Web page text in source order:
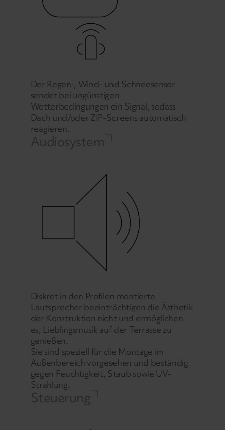
Der Regen-, Wind- und Schneesensor
sendet bei ungünstigen
Wetterbedingungen ein Signal, sodass
Dach und/oder ZIP-Screens automatisch
reagieren.
Audiosystem
Diskret in den Profilen montierte
Lautsprecher beeinträchtigen die Ästhetik
der Konstruktion nicht und ermöglichen
es, Lieblingsmusik auf der Terrasse zu
genießen.
Sie sind speziell für die Montage im
Außenbereich vorgesehen und beständig
gegen Feuchtigkeit, Staub sowie UV-
Strahlung.
Steuerung